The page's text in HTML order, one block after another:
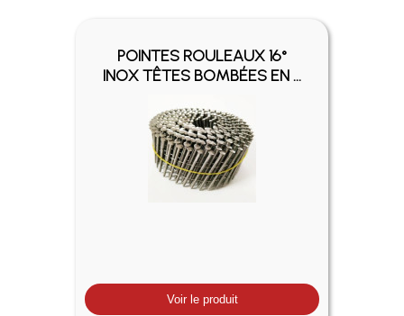
POINTES ROULEAUX 16°
INOX TÊTES BOMBÉES EN ...
Voir le produit